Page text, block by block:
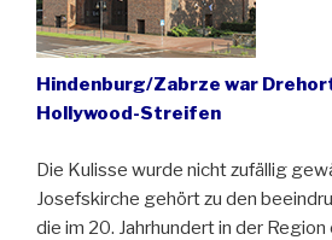
Hindenburg/Zabrze war
Hollywood-Streifen
Die Kulisse wurde nicht zufällig
Josefskirche gehört zu den
die im 20. Jahrhundert in der